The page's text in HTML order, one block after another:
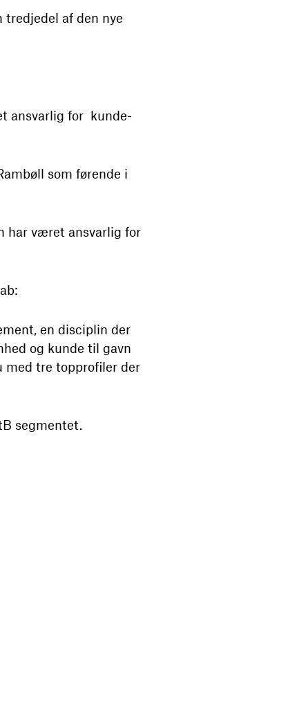
af den nye
ansvarlig for kunde-
som førende i
har været ansvarlig for
en disciplin der
og kunde til gavn
med tre topprofiler der
segmentet.